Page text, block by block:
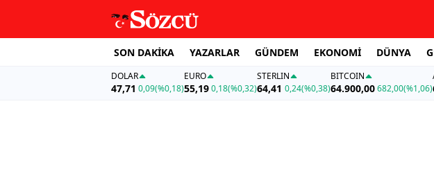
SON DAKİKA YAZARLAR GÜNDEM EKONOMİ DÜNYA
DOLAR
47,71 0,09(%0,18)
EURO
55,19 0,18(%0,32)
STERLIN
64,41 0,24(%0,38)
BITCOIN
64.900,00682,00(%1,06)